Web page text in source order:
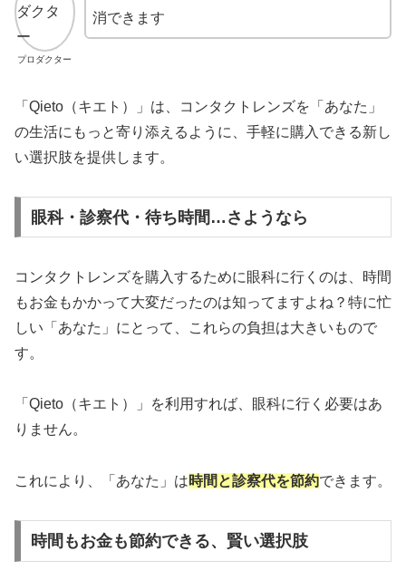
プロダクター
消できます
「Qieto（キエト）」は、コンタクトレンズを「あなた」
の生活にもっと寄り添えるように、手軽に購入できる新し
い選択肢を提供します。
眼科・診察代・待ち時間…さようなら
コンタクトレンズを購入するために眼科に行くのは、時間
もお金もかかって大変だったのは知ってますよね？特に忙
しい「あなた」にとって、これらの負担は大きいもので
す。
「Qieto（キエト）」を利用すれば、眼科に行く必要はあ
りません。
これにより、「あなた」は時間と診察代を節約できます。
時間もお金も節約できる、賢い選択肢